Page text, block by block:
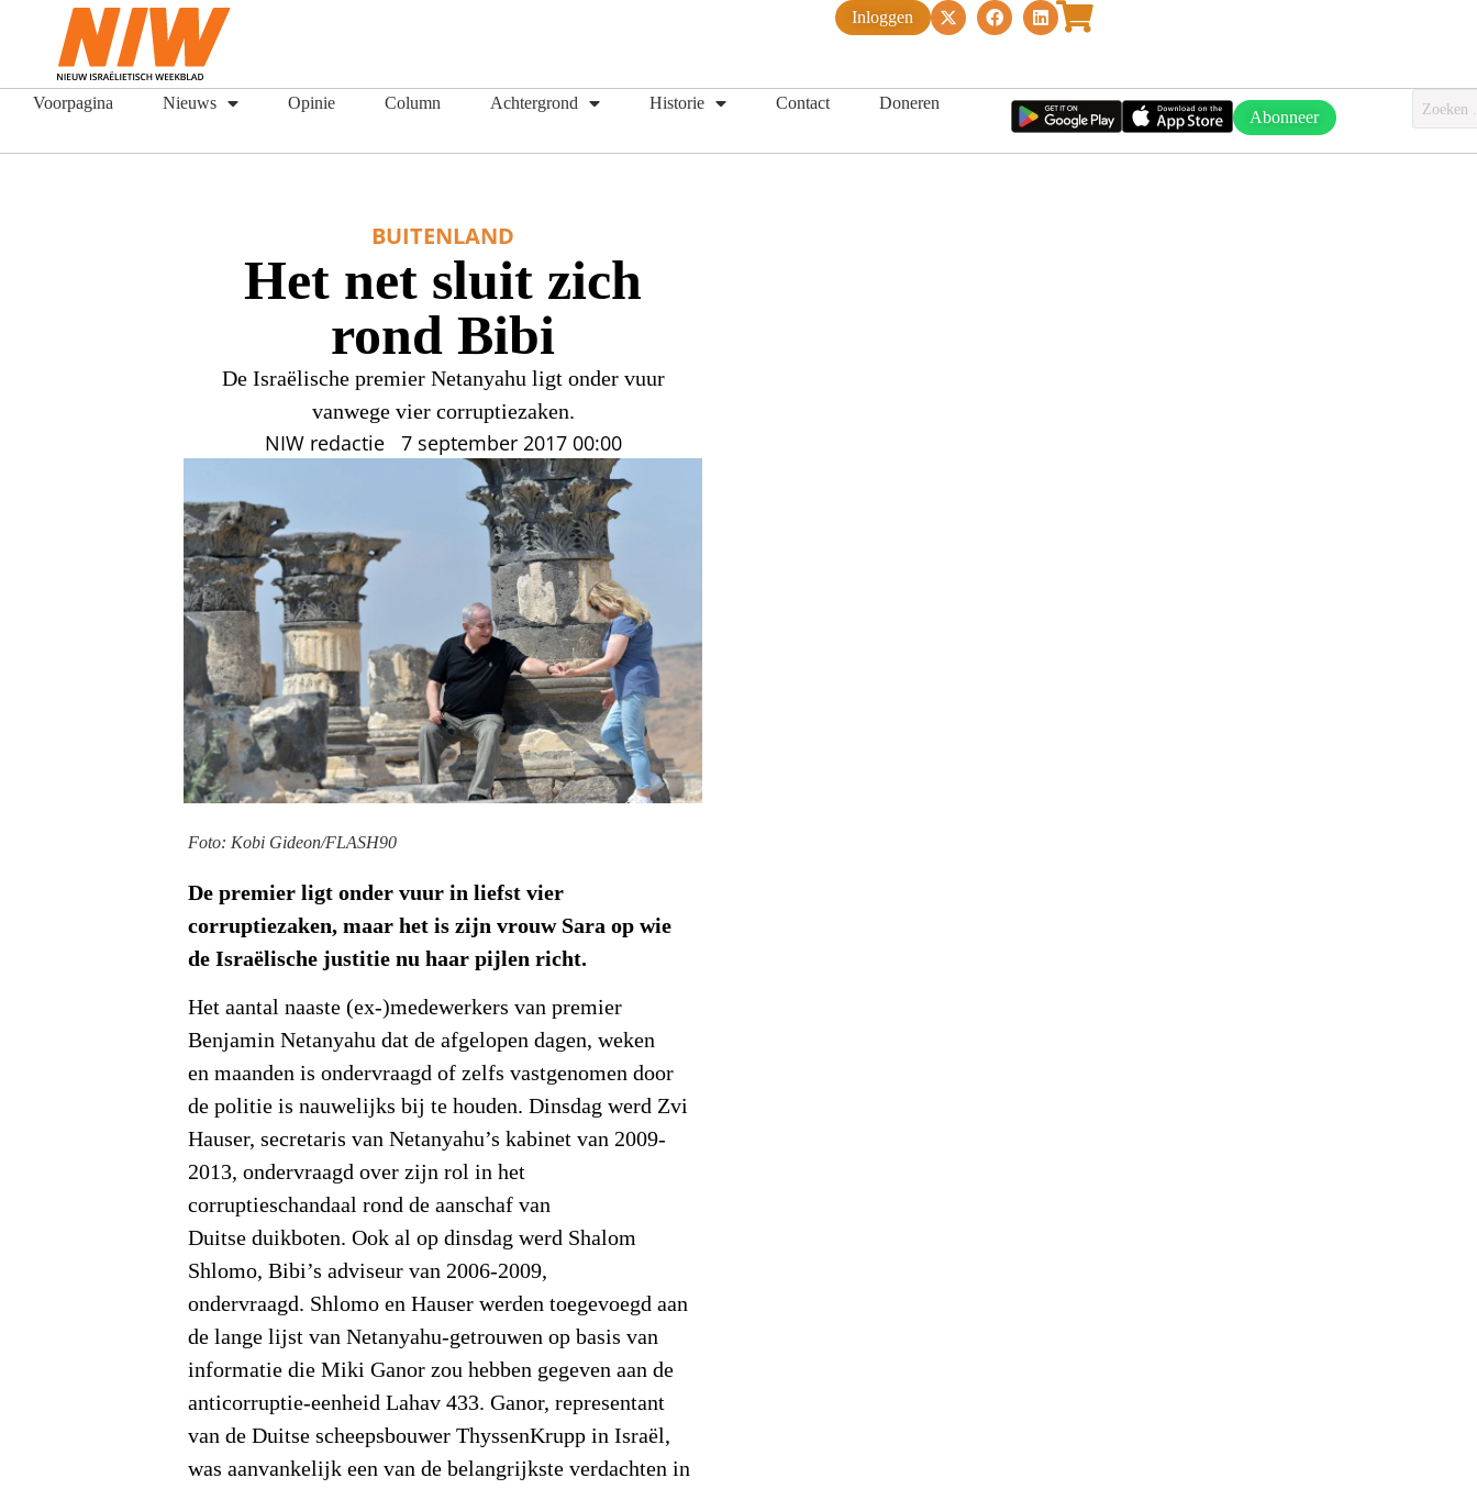
Inloggen
Voorpagina Nieuws Opinie Column Achtergrond Historie Contact Doneren
Abonneer
BUITENLAND
Het net sluit zich
rond Bibi
De Israëlische premier Netanyahu ligt onder vuur
vanwege vier corruptiezaken.
NIW redactie 7 september 2017 00:00
Foto: Kobi Gideon/FLASH90
De premier ligt onder vuur in liefst vier
corruptiezaken, maar het is zijn vrouw Sara op wie
de Israëlische justitie nu haar pijlen richt.
Het aantal naaste (ex-)medewerkers van premier
Benjamin Netanyahu dat de afgelopen dagen, weken
en maanden is ondervraagd of zelfs vastgenomen door
de politie is nauwelijks bij te houden. Dinsdag werd Zvi
Hauser, secretaris van Netanyahu’s kabinet van 2009-
2013, ondervraagd over zijn rol in het
corruptieschandaal rond de aanschaf van
Duitse duikboten. Ook al op dinsdag werd Shalom
Shlomo, Bibi’s adviseur van 2006-2009,
ondervraagd. Shlomo en Hauser werden toegevoegd aan
de lange lijst van Netanyahu-getrouwen op basis van
informatie die Miki Ganor zou hebben gegeven aan de
anticorruptie-eenheid Lahav 433. Ganor, representant
van de Duitse scheepsbouwer ThyssenKrupp in Israël,
was aanvankelijk een van de belangrijkste verdachten in